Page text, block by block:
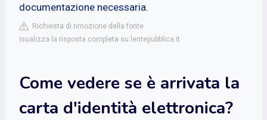
documentazione necessaria.
Richiesta di rimozione della fonte
isualizza la risposta completa su lentepubblica.it
Come vedere se è arrivata la
carta d'identità elettronica?